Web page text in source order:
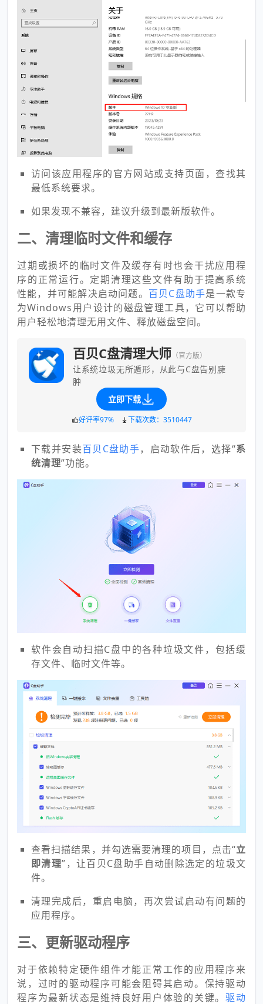
访问该应用程序的官方网站或支持页面，查找其
最低系统要求。
如果发现不兼容，建议升级到最新版软件。
二、清理临时文件和缓存
过期或损坏的临时文件及缓存有时也会干扰应用程
序的正常运行。定期清理这些文件有助于提高系统
性能，并可能解决启动问题。 百贝C盘助手是一款专
为Windows用户设计的磁盘管理工具，它可以帮助
用户轻松地清理无用文件、释放磁盘空间。
百贝C盘清理大师 （官方版）
让系统垃圾无所遁形，从此与C盘告别臃
肿
立即下载
好评率97% 下载次数：3510447
下载并安装百贝C盘助手，启动软件后，选择“系
统清理”功能。
软件会自动扫描C盘中的各种垃圾文件，包括缓
存文件、临时文件等。
查看扫描结果，并勾选需要清理的项目，点击“立
即清理”，让百贝C盘助手自动删除选定的垃圾文
件。
清理完成后，重启电脑，再次尝试启动有问题的
应用程序。
三、更新驱动程序
对于依赖特定硬件组件才能正常工作的应用程序来
说，过时的驱动程序可能会阻碍其启动。保持驱动
程序为最新状态是维持良好用户体验的关键。驱动